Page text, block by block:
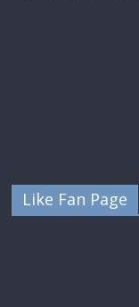
Like Fan Page